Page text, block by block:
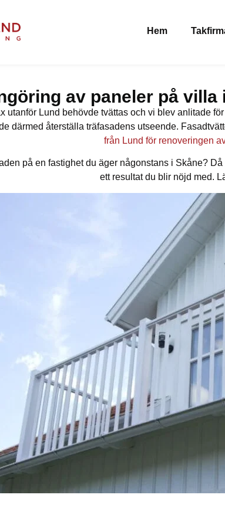
Hem
av paneler på villa
utanför Lund behövde tvättas och vi blev anlitade
därmed återställa träfasadens utseende.
från Lund för renoveringen
på en fastighet du äger någonstans i Skåne?
ett resultat du blir nöjd med.